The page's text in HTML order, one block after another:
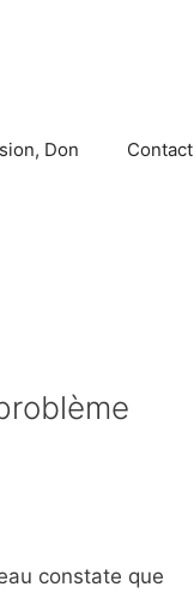
Don Contact
constate que